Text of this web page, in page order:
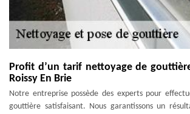
Profit d’un tarif nettoyage de
Roissy En Brie
Notre entreprise possède des experts pour
gouttière satisfaisant. Nous garantissons un